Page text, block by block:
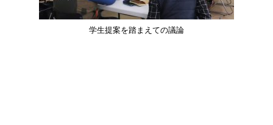
学生提案を踏まえての議論